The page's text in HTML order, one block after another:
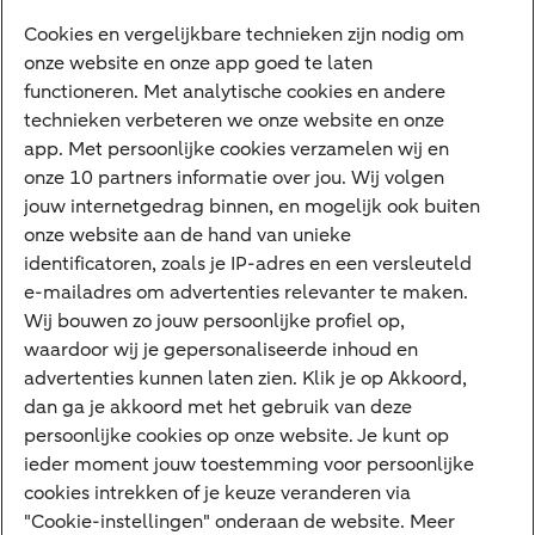
Digitale diensten
Internet Bankieren
ABN AMRO app
Tikkie
Apple Pay
Google Pay
Veilig bankieren
Meest gezocht
Hypotheek berekenen
E.dentifier
Jaaroverzicht
Rood staan
Cookies en vergelijkbare technieken zijn nodig om
onze website en onze app goed te laten
functioneren. Met analytische cookies en andere
technieken verbeteren we onze website en onze
app. Met persoonlijke cookies verzamelen wij en
onze 10 partners informatie over jou. Wij volgen
jouw internetgedrag binnen, en mogelijk ook buiten
onze website aan de hand van unieke
identificatoren, zoals je IP-adres en een versleuteld
e-mailadres om advertenties relevanter te maken.
Wij bouwen zo jouw persoonlijke profiel op,
waardoor wij je gepersonaliseerde inhoud en
advertenties kunnen laten zien. Klik je op Akkoord,
dan ga je akkoord met het gebruik van deze
persoonlijke cookies op onze website. Je kunt op
ieder moment jouw toestemming voor persoonlijke
cookies intrekken of je keuze veranderen via
"Cookie-instellingen" onderaan de website. Meer